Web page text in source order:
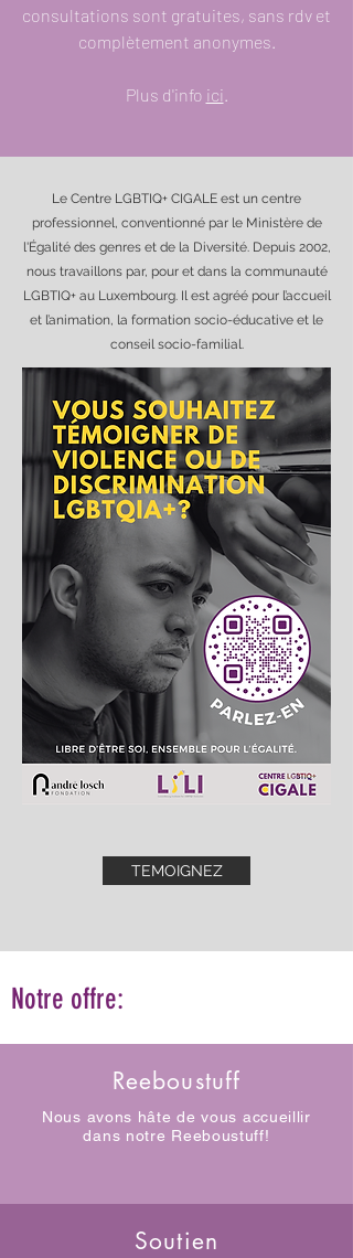
consultations sont gratuites, sans rdv et
complètement anonymes.
Plus d'info ici.
Le Centre LGBTIQ+ CIGALE est un centre
professionnel, conventionné par le Ministère de
l'Égalité des genres et de la Diversité. Depuis 2002,
nous travaillons par, pour et dans la communauté
LGBTIQ+ au Luxembourg. Il est agréé pour l’accueil
et l’animation, la formation socio-éducative et le
conseil socio-familial.
TEMOIGNEZ
Notre offre:
Reeboustuff
Nous avons hâte de vous accueillir
dans notre Reeboustuff!
Soutien